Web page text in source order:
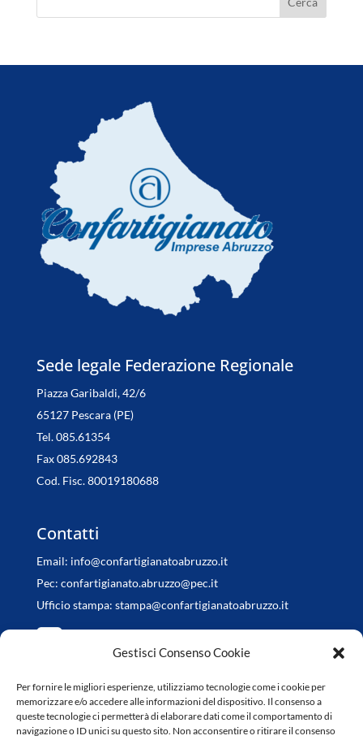
Gestisci Consenso Cookie
Per fornire le migliori esperienze, utilizziamo tecnologie come i cookie per
memorizzare e/o accedere alle informazioni del dispositivo. Il consenso a
queste tecnologie ci permetterà di elaborare dati come il comportamento di
navigazione o ID unici su questo sito. Non acconsentire o ritirare il consenso
Sede legale Federazione Regionale
Piazza Garibaldi, 42/6
65127 Pescara (PE)
Tel. 085.61354
Fax 085.692843
Cod. Fisc. 80019180688
Contatti
Email: info@confartigianatoabruzzo.it
Pec: confartigianato.abruzzo@pec.it
Ufficio stampa: stampa@confartigianatoabruzzo.it
Orari di apertura
da Lunedì a Venerdì